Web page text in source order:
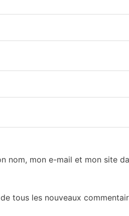
nom, mon e-mail et mon site
tous les nouveaux